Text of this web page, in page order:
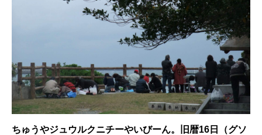
ちゅうやジュウルクニチーやいびーん。旧暦16日（グソ